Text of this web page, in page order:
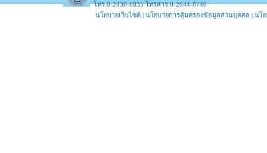
โทร.0-2430-6835 โทรสาร.0-2644-8746
นโยบายเว็บไซต์ | นโยบายการคุ้มครองข้อมูลส่วนบุคคล | นโ